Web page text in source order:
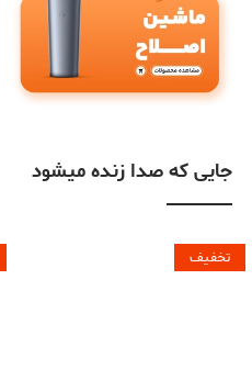
جایی که صدا زنده میشود
تخفیف